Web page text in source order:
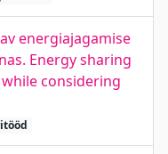
energiajagamise
Energy sharing
considering